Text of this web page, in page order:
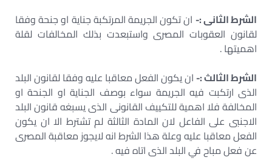
الشرط الثانى :- ان تكون الجريمة المرتكبة جناية او جنحة وفقا
لقانون العقوبات المصرى واستبعدت بذلك المخالفات لقلة
اهميتها .
الشرط الثالث :-ان يكون الفعل معاقبا عليه وفقا لقانون البلد
الذى ارتكبت فيه الجريمة سواء بوصف الجناية او الجنحة او
المخالفة فلا اهمية للتكييف القانونى الذى يسبغه قانون البلد
الاجنبى على الفاعل لان المادة الثالثة لم تشترط الا ان يكون
الفعل معاقبا عليه وعلة هذا الشرط انه لايجوز معاقبة المصرى
عن فعل مباح في البلد الذى اتاه فيه .